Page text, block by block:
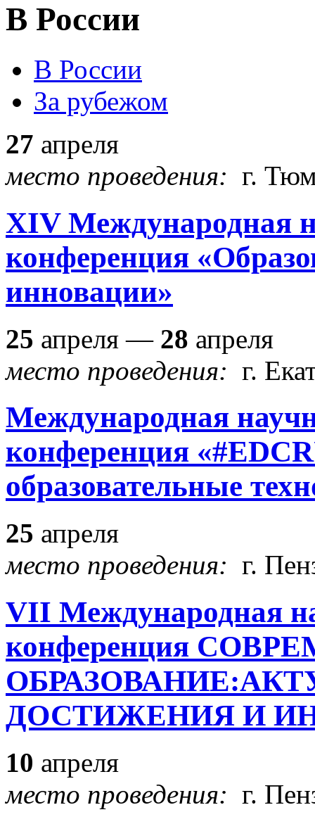
В России
В России
За рубежом
27 апреля
место проведения: г.
XIV Международная
конференция
инновации»
25 апреля — 28 апреля
место проведения: г.
Международная
конференция
образовательные
25 апреля
место проведения: г.
VII Международная
конференция
ДОСТИЖЕНИЯ И
10 апреля
место проведения: г.